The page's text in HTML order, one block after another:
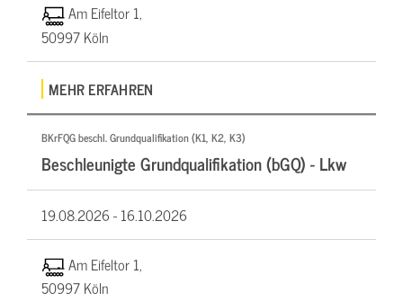
Am Eifeltor 1,
50997 Köln
MEHR ERFAHREN
BKrFQG beschl. Grundqualifikation (K1, K2, K3)
Beschleunigte Grundqualifikation (bGQ) - Lkw
19.08.2026 -16.10.2026
Am Eifeltor 1,
50997 Köln